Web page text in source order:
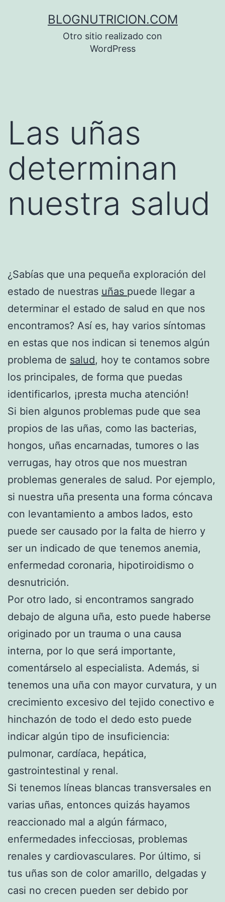
BLOGNUTRICION.COM
Otro sitio realizado con
WordPress
Las uñas
determinan
nuestra salud
¿Sabías que una pequeña exploración del
estado de nuestras uñas puede llegar a
determinar el estado de salud en que nos
encontramos? Así es, hay varios síntomas
en estas que nos indican si tenemos algún
problema de salud, hoy te contamos sobre
los principales, de forma que puedas
identificarlos, ¡presta mucha atención!
Si bien algunos problemas pude que sea
propios de las uñas, como las bacterias,
hongos, uñas encarnadas, tumores o las
verrugas, hay otros que nos muestran
problemas generales de salud. Por ejemplo,
si nuestra uña presenta una forma cóncava
con levantamiento a ambos lados, esto
puede ser causado por la falta de hierro y
ser un indicado de que tenemos anemia,
enfermedad coronaria, hipotiroidismo o
desnutrición.
Por otro lado, si encontramos sangrado
debajo de alguna uña, esto puede haberse
originado por un trauma o una causa
interna, por lo que será importante,
comentárselo al especialista. Además, si
tenemos una uña con mayor curvatura, y un
crecimiento excesivo del tejido conectivo e
hinchazón de todo el dedo esto puede
indicar algún tipo de insuficiencia:
pulmonar, cardíaca, hepática,
gastrointestinal y renal.
Si tenemos líneas blancas transversales en
varias uñas, entonces quizás hayamos
reaccionado mal a algún fármaco,
enfermedades infecciosas, problemas
renales y cardiovasculares. Por último, si
tus uñas son de color amarillo, delgadas y
casi no crecen pueden ser debido por